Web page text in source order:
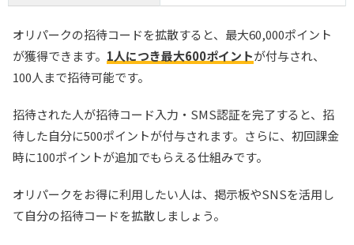
オリパークの招待コードを拡散すると、最大60,000ポイント
が獲得できます。 1人につき最大600ポイントが付与され、
100人まで招待可能です。
招待された人が招待コード入力・SMS認証を完了すると、招
待した自分に500ポイントが付与されます。さらに、初回課金
時に100ポイントが追加でもらえる仕組みです。
オリパークをお得に利用したい人は、掲示板やSNSを活用し
て自分の招待コードを拡散しましょう。